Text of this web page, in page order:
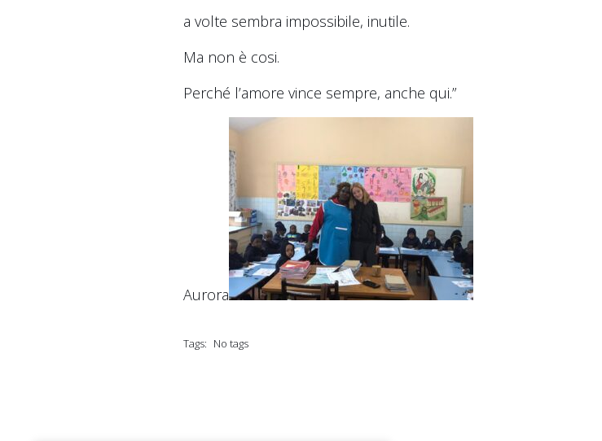
a volte sembra impossibile, inutile.
Ma non è cosi.
Perché l’amore vince sempre, anche qui.”
Aurora
Tags: No tags